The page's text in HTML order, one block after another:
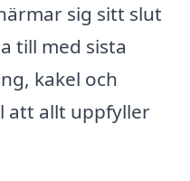
sig sitt slut
till med sista
kakel och
att allt uppfyller